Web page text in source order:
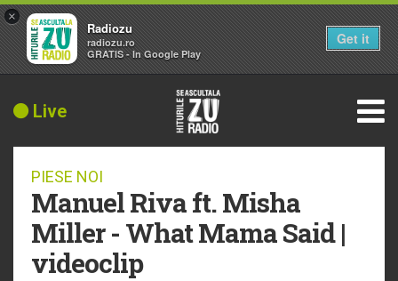
Live
PIESE NOI
Manuel Riva ft. Misha
Miller - What Mama Said |
videoclip
×
Radiozu
radiozu.ro
GRATIS - In Google Play
Get it